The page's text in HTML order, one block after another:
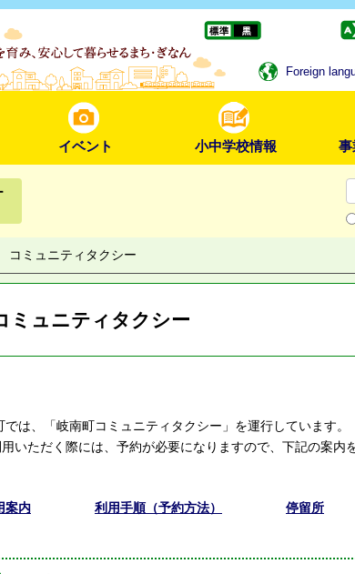
Foreign
イベント 小中学校情報 事
コミュニティタクシー
ミュニティタクシー
は、「岐南町コミュニティタクシー」を運行しています。
用いただく際には、予約が必要になりますので、下記の案内
案内 利用手順（予約方法） 停留所